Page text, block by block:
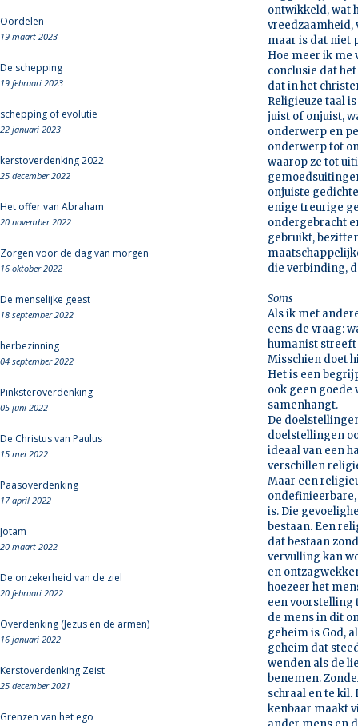
Oordelen
19 maart 2023
De schepping
19 februari 2023
schepping of evolutie
22 januari 2023
kerstoverdenking 2022
25 december 2022
Het offer van Abraham
20 november 2022
Zorgen voor de dag van morgen
16 oktober 2022
De menselijke geest
18 september 2022
herbezinning
04 september 2022
Pinksteroverdenking
05 juni 2022
De Christus van Paulus
15 mei 2022
Paasoverdenking
17 april 2022
Jotam
20 maart 2022
De onzekerheid van de ziel
20 februari 2022
Overdenking (Jezus en de armen)
16 januari 2022
Kerstoverdenking Zeist
25 december 2021
Grenzen van het ego
ontwikkeld, wat
vreedzaamheid,
maar is dat niet
Hoe meer ik me
conclusie dat
dat in het
Religieuze taal
juist of onjuist,
onderwerp en
onderwerp tot
waarop ze tot
onjuiste
enige treurige
ondergebracht
gebruikt,
die verbinding,
Soms
Als ik met
eens de vraag:
humanist streeft
Misschien doet
Het is een
ook geen goede
samenhangt.
De
doelstellingen
ideaal van een
verschillen
Maar een
is. Die
bestaan. Een
dat bestaan
vervulling kan
en
hoezeer het
een voorstelling
de mens in dit
geheim is God,
geheim dat
wenden als de
benemen.
schraal en te kil.
kenbaar maakt